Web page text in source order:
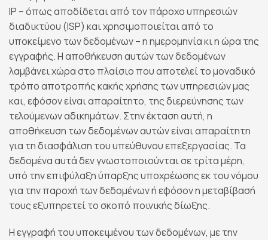
IP – όπως αποδίδεται από τον πάροχο υπηρεσιών
διαδικτύου (ISP) και χρησιμοποιείται από το
υποκείμενο των δεδομένων – η ημερομηνία κι η ώρα της
εγγραφής. Η αποθήκευση αυτών των δεδομένων
λαμβάνει χώρα στο πλαίσιο που αποτελεί το μοναδικό
τρόπο αποτροπής κακής χρήσης των υπηρεσιών μας
και, εφόσον είναι απαραίτητο, της διερεύνησης των
τελούμενων αδικημάτων. Στην έκταση αυτή, η
αποθήκευση των δεδομένων αυτών είναι απαραίτητη
για τη διασφάλιση του υπεύθυνου επεξεργασίας. Τα
δεδομένα αυτά δεν γνωστοποιούνται σε τρίτα μέρη,
υπό την επιφύλαξη ύπαρξης υποχρέωσης εκ του νόμου
για την παροχή των δεδομένων ή εφόσον η μεταβίβασή
τους εξυπηρετεί το σκοπό ποινικής δίωξης.
Η εγγραφή του υποκειμένου των δεδομένων, με την